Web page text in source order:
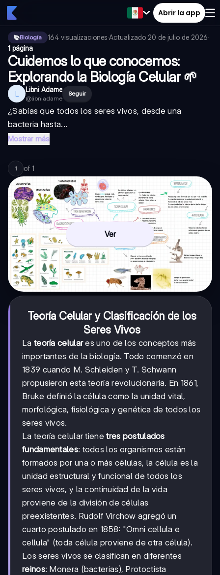
Abrir la app
Biología 164 visualizaciones·Actualizado 20 de julio de 2026·
1 página
Cuidemos lo que conocemos:
Explorando la Biología Celular 🌱
L Libni Adame
@libniadame
Seguir
¿Sabías que todos los seres vivos, desde una
bacteria hasta...
Mostrar más
1 of 1
Ver
Teoría Celular y Clasificación de los
Seres Vivos
La teoría celulares uno de los conceptos más
importantes de la biología. Todo comenzó en
1839 cuando M. Schleiden y T. Schwann
propusieron esta teoría revolucionaria. En 1861,
Bruke definió la célula como la unidad vital,
morfológica, fisiológica y genética de todos los
seres vivos.
La teoría celular tienetres postulados
fundamentales: todos los organismos están
formados por una o más células, la célula es la
unidad estructural y funcional de todos los
seres vivos, y la continuidad de la vida
proviene de la división de células
preexistentes. Rudolf Virchow agregó un
cuarto postulado en 1858: "Omni cellula e
cellula" (toda célula proviene de otra célula).
Los seres vivos se clasifican en diferentes
reinos: Monera (bacterias), Protoctista